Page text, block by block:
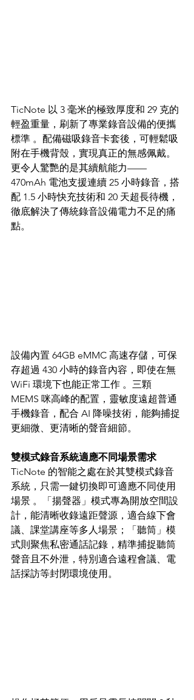
TicNote 以 3 毫米的極致厚度和 29 克的
輕盈重量，刷新了專業錄音設備的便攜
標準 。配備磁吸錄音卡套後，可輕鬆吸
附在手機背殼，實現真正的無感佩戴。
更令人驚艷的是其續航能力——
470mAh 電池支援連續 25 小時錄音，搭
配 1.5 小時快充技術和 20 天超長待機，
徹底解決了傳統錄音設備電力不足的痛
點。
設備內置 64GB eMMC 高速存儲，可保
存超過 430 小時的錄音內容，即使在無
WiFi 環境下也能正常工作 。三顆
MEMS 咪高峰的配置，靈敏度遠超普通
手機錄音，配合 AI 降噪技術，能夠捕捉
更細微、更清晰的聲音細節。
雙模式錄音系統適應不同場景需求
TicNote 的智能之處在於其雙模式錄音
系統，只需一鍵切換即可適應不同使用
場景 。「揚聲器」模式專為開放空間設
計，能清晰收錄遠距聲源，適合線下會
議、課堂講座等多人場景；「聽筒」模
式則聚焦私密通話記錄，精準捕捉聽筒
聲音且不外泄，特別適合遠程會議、電
話採訪等封閉環境使用。